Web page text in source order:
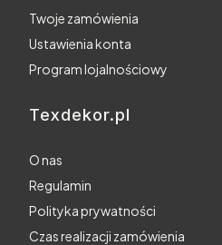
Twoje zamówienia
Ustawienia konta
Program lojalnościowy
Texdekor.pl
O nas
Regulamin
Polityka prywatności
Czas realizacji zamówienia